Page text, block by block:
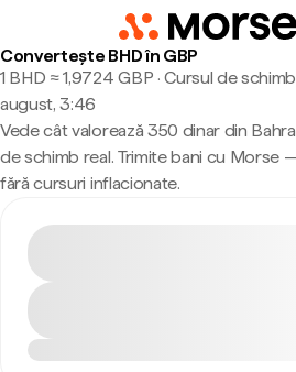
Convertește BHD în GBP
1 BHD ≈ 1,9724 GBP · Cursul de
august, 3:46
Vede cât valorează 350 dinar din
de schimb real. Trimite bani cu Morse
fără cursuri inflacionate.